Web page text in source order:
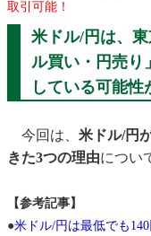
取引可能！
米ドル/円は、
ル買い・円売り
している可能性
今回は、 米ドル/円
きた3つの理由につい
【参考記事】
●米ドル/円は最低でも